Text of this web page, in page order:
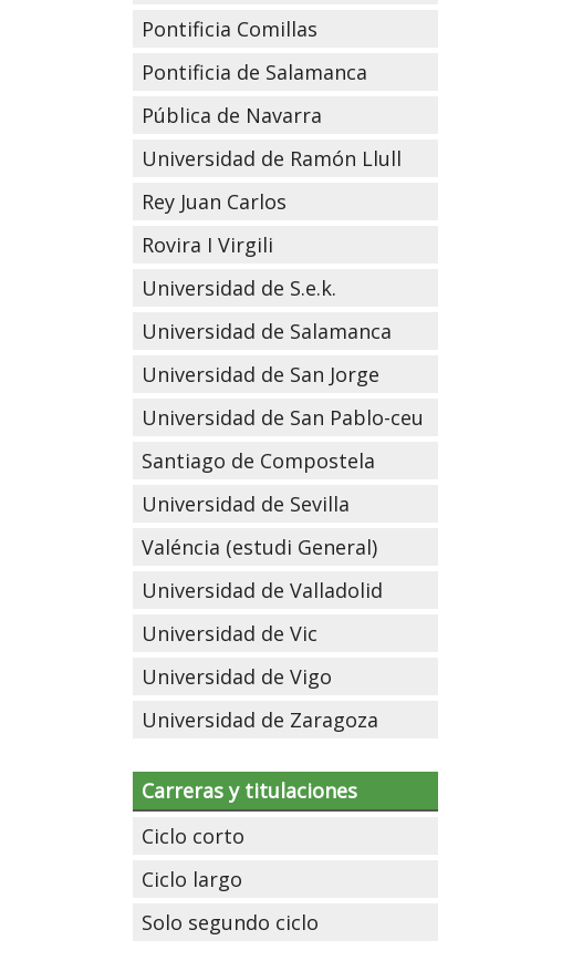
Pontificia Comillas
Pontificia de Salamanca
Pública de Navarra
Universidad de Ramón Llull
Rey Juan Carlos
Rovira I Virgili
Universidad de S.e.k.
Universidad de Salamanca
Universidad de San Jorge
Universidad de San Pablo-ceu
Santiago de Compostela
Universidad de Sevilla
Valéncia (estudi General)
Universidad de Valladolid
Universidad de Vic
Universidad de Vigo
Universidad de Zaragoza
Carreras y titulaciones
Ciclo corto
Ciclo largo
Solo segundo ciclo